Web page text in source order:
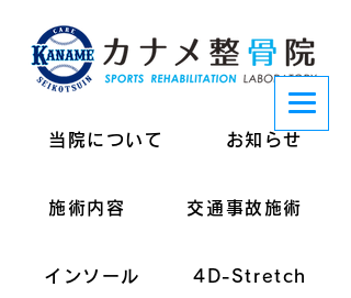
当院について お知らせ
施術内容 交通事故施術
インソール 4D-Stretch